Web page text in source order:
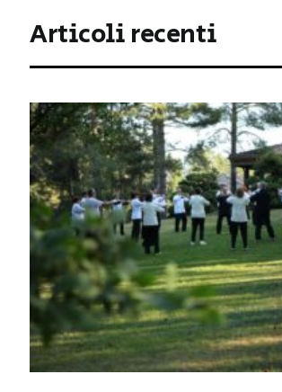
Articoli recenti